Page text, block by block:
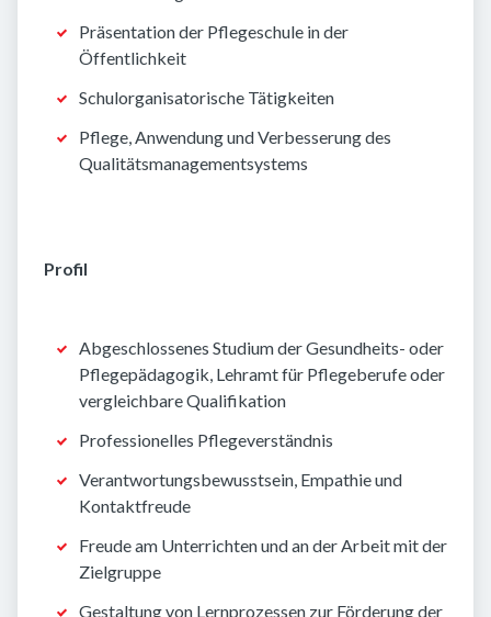
Präsentation der Pflegeschule in der
Öffentlichkeit
Schulorganisatorische Tätigkeiten
Pflege, Anwendung und Verbesserung des
Qualitätsmanagementsystems
Profil
Abgeschlossenes Studium der Gesundheits- oder
Pflegepädagogik, Lehramt für Pflegeberufe oder
vergleichbare Qualifikation
Professionelles Pflegeverständnis
Verantwortungsbewusstsein, Empathie und
Kontaktfreude
Freude am Unterrichten und an der Arbeit mit der
Zielgruppe
Gestaltung von Lernprozessen zur Förderung der